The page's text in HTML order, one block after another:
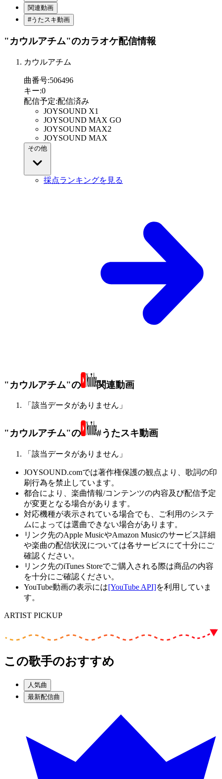
関連動画
#うたスキ動画
"カウルアチム"のカラオケ配信情報
カウルアチム
曲番号:506496
キー:0
配信予定:配信済み
JOYSOUND X1
JOYSOUND MAX GO
JOYSOUND MAX2
JOYSOUND MAX
その他
採点ランキングを見る
"カウルアチム"の 関連動画
「該当データがありません」
"カウルアチム"の #うたスキ動画
「該当データがありません」
JOYSOUND.comでは著作権保護の観点より、歌詞の印
刷行為を禁止しています。
都合により、楽曲情報/コンテンツの内容及び配信予定
が変更となる場合があります。
対応機種が表示されている場合でも、ご利用のシステ
ムによっては選曲できない場合があります。
リンク先のApple MusicやAmazon Musicのサービス詳細
や楽曲の配信状況については各サービスにて十分にご
確認ください。
リンク先のiTunes Storeでご購入される際は商品の内容
を十分にご確認ください。
YouTube動画の表示には[YouTube API]を利用していま
す。
ARTIST PICKUP
この歌手のおすすめ
人気曲
最新配信曲